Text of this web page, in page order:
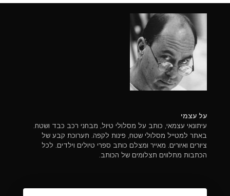
על עצמי
עיתונאי עצמאי, כותב על מסלולי טיול, מבחני רכב כבד ושטח.
באתר למטייל מסלולי שטח, פינות לקפה. תערוכת קבע של
ציורים ואיורים. מאייר ומצלם כותב ספרי טיולים וילדים. לכל
הכתבות מתלווים תצלומים של הכותב.